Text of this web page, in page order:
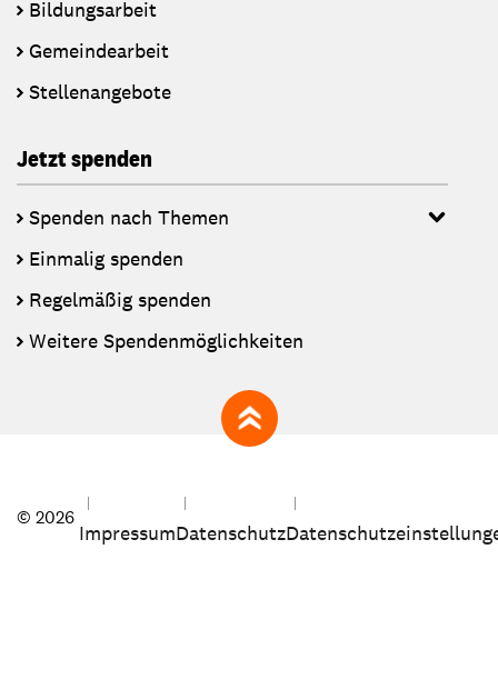
Bildungsarbeit
Gemeindearbeit
Stellenangebote
Jetzt spenden
Spenden nach Themen
Einmalig spenden
Regelmäßig spenden
Weitere Spendenmöglichkeiten
zum Seitenanfang
© 2026
ImpressumDatenschutz